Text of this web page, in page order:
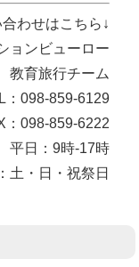
わせはこちら↓
ョンビューロー
育旅行チーム
：098-859-6129
：098-859-6222
日：9時-17時
土・日・祝祭日